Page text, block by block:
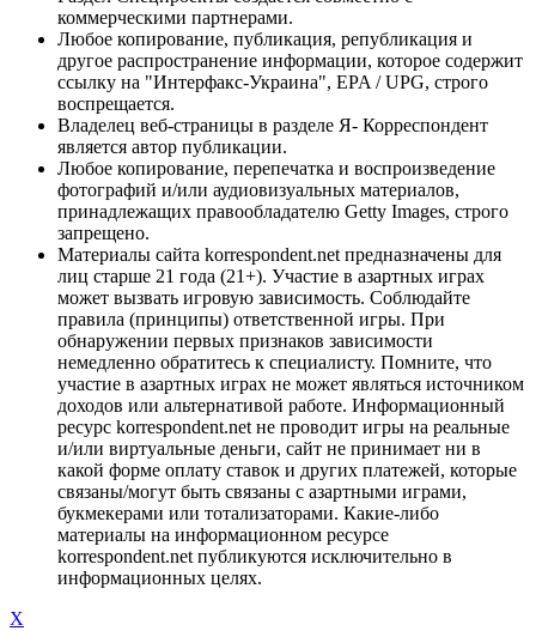
коммерческими партнерами.
Любое копирование, публикация, републикация и
другое распространение информации, которое содержит
ссылку на "Интерфакс-Украина", EPA / UPG, строго
воспрещается.
Владелец веб-страницы в разделе Я- Корреспондент
является автор публикации.
Любое копирование, перепечатка и воспроизведение
фотографий и/или аудиовизуальных материалов,
принадлежащих правообладателю Getty Images, строго
запрещено.
Материалы сайта korrespondent.net предназначены для
лиц старше 21 года (21+). Участие в азартных играх
может вызвать игровую зависимость. Соблюдайте
правила (принципы) ответственной игры. При
обнаружении первых признаков зависимости
немедленно обратитесь к специалисту. Помните, что
участие в азартных играх не может являться источником
доходов или альтернативой работе. Информационный
ресурс korrespondent.net не проводит игры на реальные
и/или виртуальные деньги, сайт не принимает ни в
какой форме оплату ставок и других платежей, которые
связаны/могут быть связаны с азартными играми,
букмекерами или тотализаторами. Какие-либо
материалы на информационном ресурсе
korrespondent.net публикуются исключительно в
информационных целях.
X